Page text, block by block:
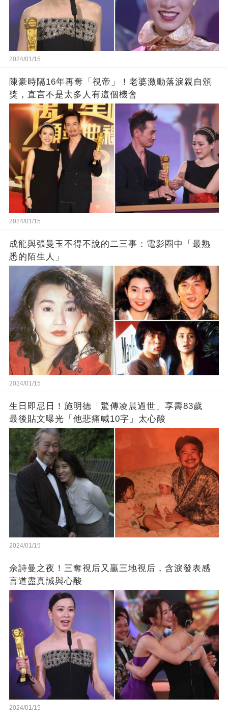
2024/01/15
陳豪時隔16年再奪「視帝」！老婆激動落淚親自頒
獎，直言不是太多人有這個機會
2024/01/15
成龍與張曼玉不得不說的二三事：電影圈中「最熟
悉的陌生人」
2024/01/15
生日即忌日！施明德「驚傳凌晨過世」享壽83歲
最後貼文曝光「他悲痛喊10字」太心酸
2024/01/15
佘詩曼之夜！三奪視后又贏三地視后，含淚發表感
言道盡真誠與心酸
2024/01/15